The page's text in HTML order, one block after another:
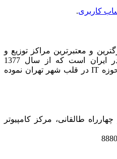
کاربری.
و معتبرترین مراکز توزیع و
فروش محصولات کامپیوتری در ایران است که از سال 1377
تاسیس و شروع به فعالیت در حوزه IT در قلب شهر تهران نموده
طالقانی، مرکز کامپیوتر